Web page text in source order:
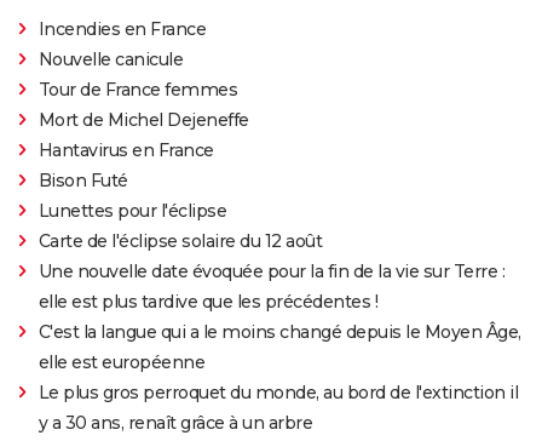
Incendies en France
Nouvelle canicule
Tour de France femmes
Mort de Michel Dejeneffe
Hantavirus en France
Bison Futé
Lunettes pour l'éclipse
Carte de l'éclipse solaire du 12 août
Une nouvelle date évoquée pour la fin de la vie sur Terre :
elle est plus tardive que les précédentes !
C'est la langue qui a le moins changé depuis le Moyen Âge,
elle est européenne
Le plus gros perroquet du monde, au bord de l'extinction il
y a 30 ans, renaît grâce à un arbre